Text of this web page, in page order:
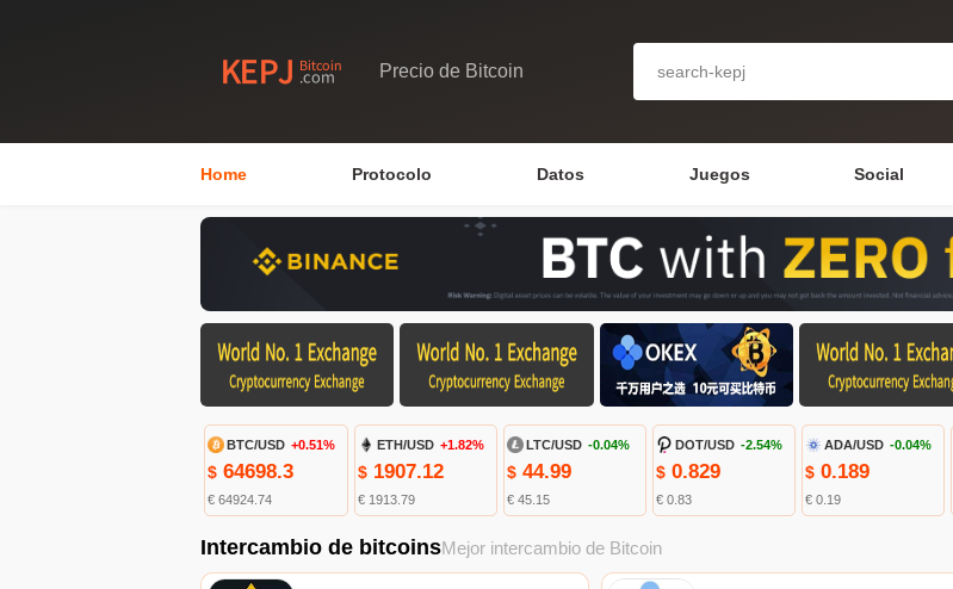
Precio de Bitcoin
Home Protocolo Datos Juegos Social
BTC/USD +0.51%
$ 64698.3
€ 64924.74
ETH/USD +1.82%
$1907.12
€ 1913.79
LTC/USD -0.04%
$44.99
€ 45.15
DOT/USD -2.54%
$0.829
€ 0.83
ADA/USD -0.04%
$0.189
€ 0.19
Intercambio de bitcoinsMejor intercambio de Bitcoin